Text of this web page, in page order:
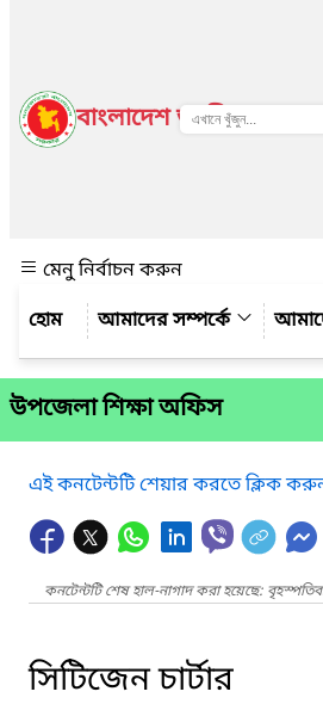
বাংলাদেশ জাতীয় তথ্য
মেনু নির্বাচন করুন
আমাদের সম্পর্কে
উপজেলা শিক্ষা অফিস
এই কনটেন্টটি শেয়ার করতে ক্লিক
কনটেন্টটি শেষ হাল-নাগাদ করা হয়েছে:
সিটিজেন চার্টার